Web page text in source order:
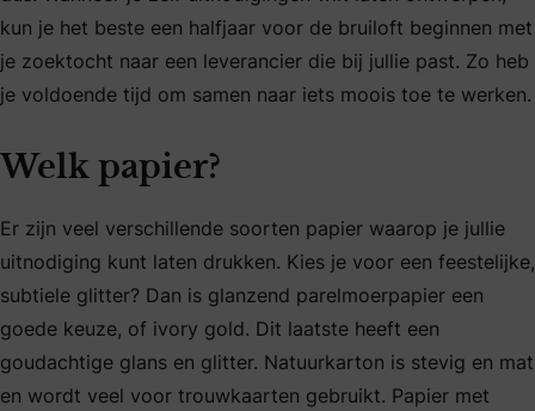
kun je het beste een halfjaar voor de bruiloft beginnen met
je zoektocht naar een leverancier die bij jullie past. Zo heb
je voldoende tijd om samen naar iets moois toe te werken.
Welk papier?
Er zijn veel verschillende soorten papier waarop je jullie
uitnodiging kunt laten drukken. Kies je voor een feestelijke,
subtiele glitter? Dan is glanzend parelmoerpapier een
goede keuze, of ivory gold. Dit laatste heeft een
goudachtige glans en glitter. Natuurkarton is stevig en mat
en wordt veel voor trouwkaarten gebruikt. Papier met